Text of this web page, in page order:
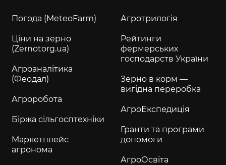
Погода (MeteoFarm)
Ціни на зерно
(Zernotorg.ua)
Агроаналітика
(Феодал)
Агроробота
Біржа сільгосптехніки
Маркетплейс
агронома
Агротрилогія
Рейтинги
фермерських
господарств України
Зерно в корм —
вигідна переробка
АгроЕкспедиція
Гранти та програми
допомоги
АгроОсвіта